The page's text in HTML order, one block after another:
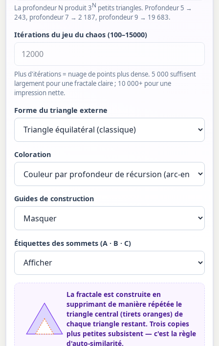
La profondeur N produit 3N petits triangles. Profondeur 5 →
243, profondeur 7 → 2 187, profondeur 9 → 19 683.
Itérations du jeu du chaos (100–15000)
Plus d'itérations = nuage de points plus dense. 5 000 suffisent
largement pour une fractale claire ; 10 000+ pour une
impression nette.
Forme du triangle externe
Coloration
Guides de construction
Étiquettes des sommets (A · B · C)
La fractale est construite en
supprimant de manière répétée le
triangle central (tirets oranges) de
chaque triangle restant. Trois copies
plus petites subsistent — c'est la règle
d'auto-similarité.